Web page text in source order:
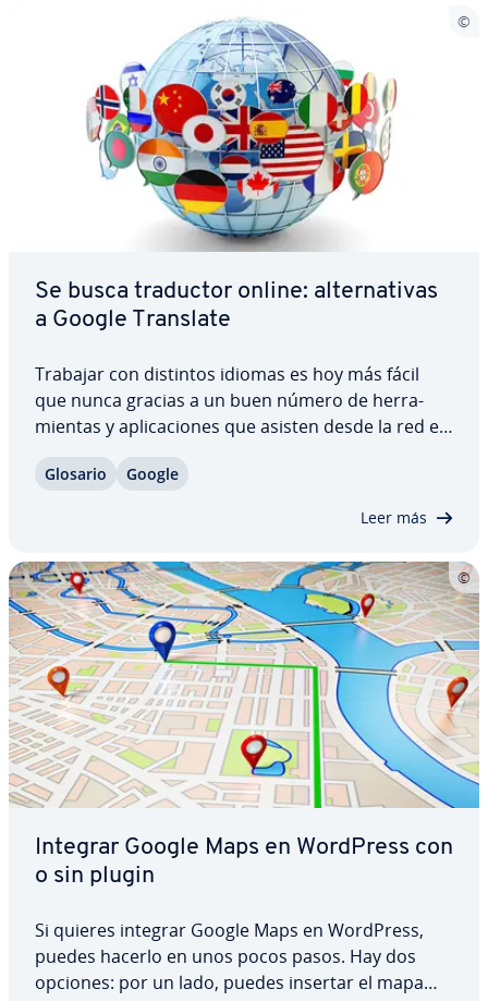
Se busca traductor online: al­te­r­na­ti­vas
a Google Translate
Trabajar con distintos idiomas es hoy más fácil
que nunca gracias a un buen número de he­rra­
mie­n­tas y apli­ca­cio­nes que asisten desde la red en
cierta co­m­ple­ji­dad tanto en el terreno laboral
Glosario Google
Leer más
Integrar Google Maps en WordPress con
o sin plugin
Si quieres integrar Google Maps en WordPress,
puedes hacerlo en unos pocos pasos. Hay dos
opciones: por un lado, puedes insertar el mapa